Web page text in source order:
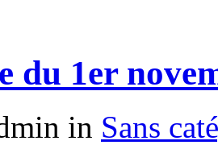
du 1er
in Sans